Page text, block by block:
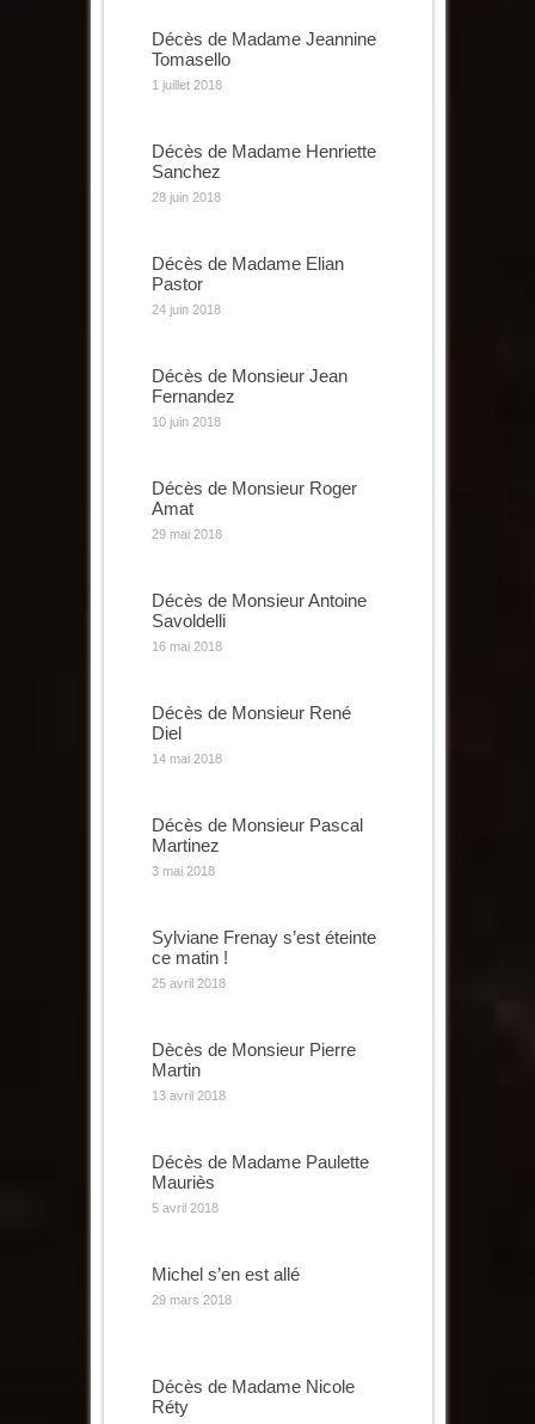
Décès de Madame Jeannine
Tomasello
1 juillet 2018
Décès de Madame Henriette
Sanchez
28 juin 2018
Décès de Madame Elian
Pastor
24 juin 2018
Décès de Monsieur Jean
Fernandez
10 juin 2018
Décès de Monsieur Roger
Amat
29 mai 2018
Décès de Monsieur Antoine
Savoldelli
16 mai 2018
Décès de Monsieur René
Diel
14 mai 2018
Décès de Monsieur Pascal
Martinez
3 mai 2018
Sylviane Frenay s’est éteinte
ce matin !
25 avril 2018
Dècès de Monsieur Pierre
Martin
13 avril 2018
Décès de Madame Paulette
Mauriès
5 avril 2018
Michel s’en est allé
29 mars 2018
Décès de Madame Nicole
Réty